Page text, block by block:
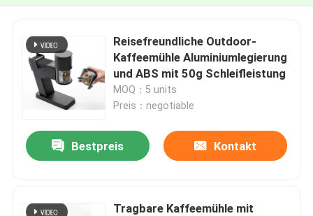
Reisefreundliche Outdoor-
Kaffeemühle Aluminiumlegierung
und ABS mit 50g Schleifleistung
MOQ：5 units
Preis：negotiable
Bestpreis Kontakt
Tragbare Kaffeemühle mit